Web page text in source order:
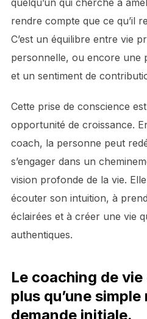
rendre compte que ce qu’il
C’est un équilibre entre vie
personnelle, ou encore une
et un sentiment de
Cette prise de conscience
opportunité de croissance.
coach, la personne peut
s’engager dans un
vision profonde de la vie.
écouter son intuition, à
éclairées et à créer une vie
authentiques.
Le coaching de
plus qu’une
demande initiale.